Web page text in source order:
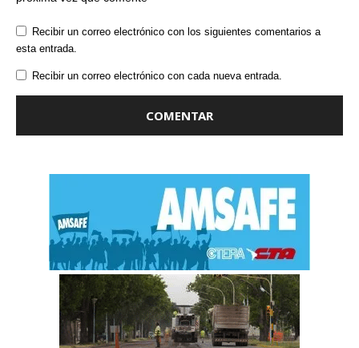
Recibir un correo electrónico con los siguientes comentarios a
esta entrada.
Recibir un correo electrónico con cada nueva entrada.